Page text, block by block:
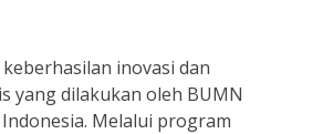
inovasi dan
yang dilakukan oleh BUMN
Melalui program